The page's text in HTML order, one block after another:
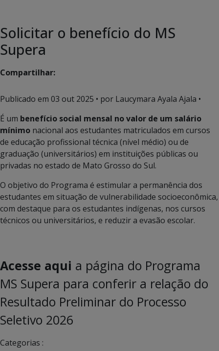
Solicitar o benefício do MS
Supera
Compartilhar:
Publicado em 03 out 2025 • por Laucymara Ayala Ajala •
É um benefício social mensal no valor de um salário
mínimo nacional aos estudantes matriculados em cursos
de educação profissional técnica (nível médio) ou de
graduação (universitários) em instituições públicas ou
privadas no estado de Mato Grosso do Sul.
O objetivo do Programa é estimular a permanência dos
estudantes em situação de vulnerabilidade socioeconômica,
com destaque para os estudantes indígenas, nos cursos
técnicos ou universitários, e reduzir a evasão escolar.
Acesse aqui a página do Programa
MS Supera para conferir a relação do
Resultado Preliminar do Processo
Seletivo 2026
Categorias :